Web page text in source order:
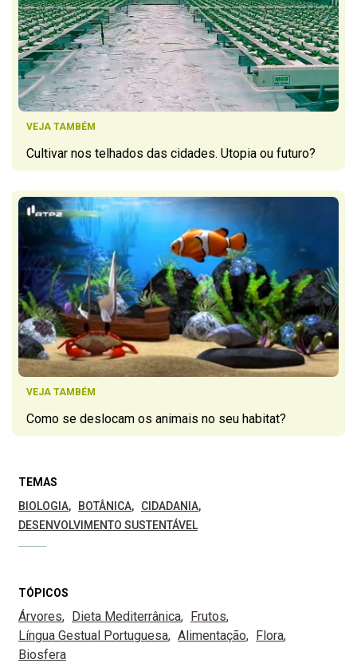
VEJA TAMBÉM
Cultivar nos telhados das cidades. Utopia ou futuro?
VEJA TAMBÉM
Como se deslocam os animais no seu habitat?
TEMAS
BIOLOGIA
BOTÂNICA
CIDADANIA
DESENVOLVIMENTO SUSTENTÁVEL
TÓPICOS
Árvores Dieta Mediterrânica
Frutos
Língua Gestual Portuguesa
Alimentação
Flora
Biosfera